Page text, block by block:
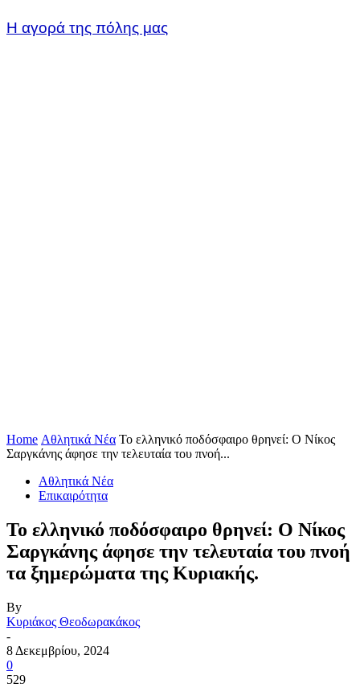
Η αγορά της πόλης μας
Home Αθλητικά Νέα Το ελληνικό ποδόσφαιρο θρηνεί: Ο Νίκος
Σαργκάνης άφησε την τελευταία του πνοή...
Αθλητικά Νέα
Επικαιρότητα
Το ελληνικό ποδόσφαιρο θρηνεί: Ο Νίκος
Σαργκάνης άφησε την τελευταία του πνοή
τα ξημερώματα της Κυριακής.
By
Κυριάκος Θεοδωρακάκος
-
8 Δεκεμβρίου, 2024
0
529